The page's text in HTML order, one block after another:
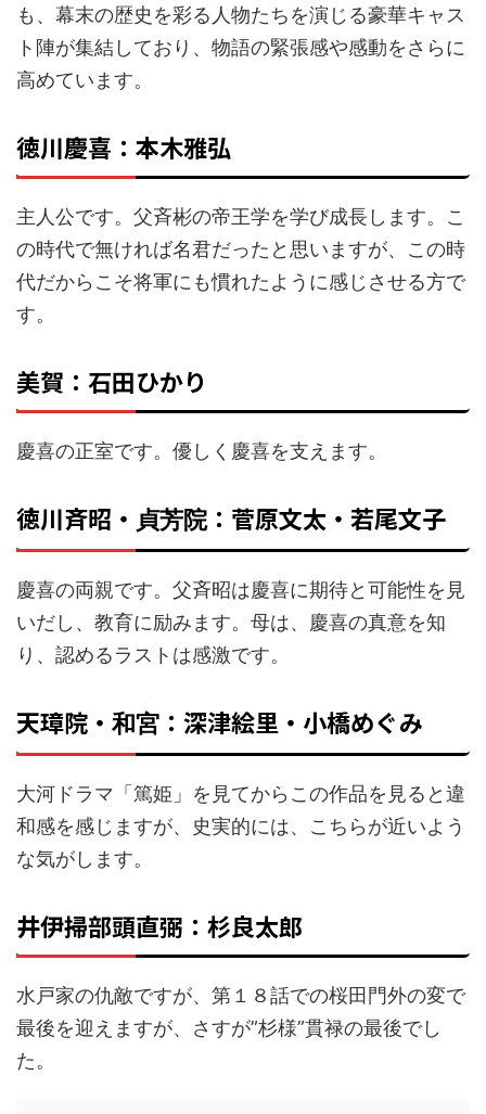
も、幕末の歴史を彩る人物たちを演じる豪華キャス
ト陣が集結しており、物語の緊張感や感動をさらに
高めています。
徳川慶喜：本木雅弘
主人公です。父斉彬の帝王学を学び成長します。こ
の時代で無ければ名君だったと思いますが、この時
代だからこそ将軍にも慣れたように感じさせる方で
す。
美賀：石田ひかり
慶喜の正室です。優しく慶喜を支えます。
徳川斉昭・ 貞芳院：菅原文太・若尾文子
慶喜の両親です。父斉昭は慶喜に期待と可能性を見
いだし、教育に励みます。母は、慶喜の真意を知
り、認めるラストは感激です。
天璋院・ 和宮 ：深津絵里・小橋めぐみ
大河ドラマ「篤姫」を見てからこの作品を見ると違
和感を感じますが、史実的には、こちらが近いよう
な気がします。
井伊掃部頭直弼：杉良太郎
水戸家の仇敵ですが、第１８話での桜田門外の変で
最後を迎えますが、さすが”杉様”貫禄の最後でし
た。